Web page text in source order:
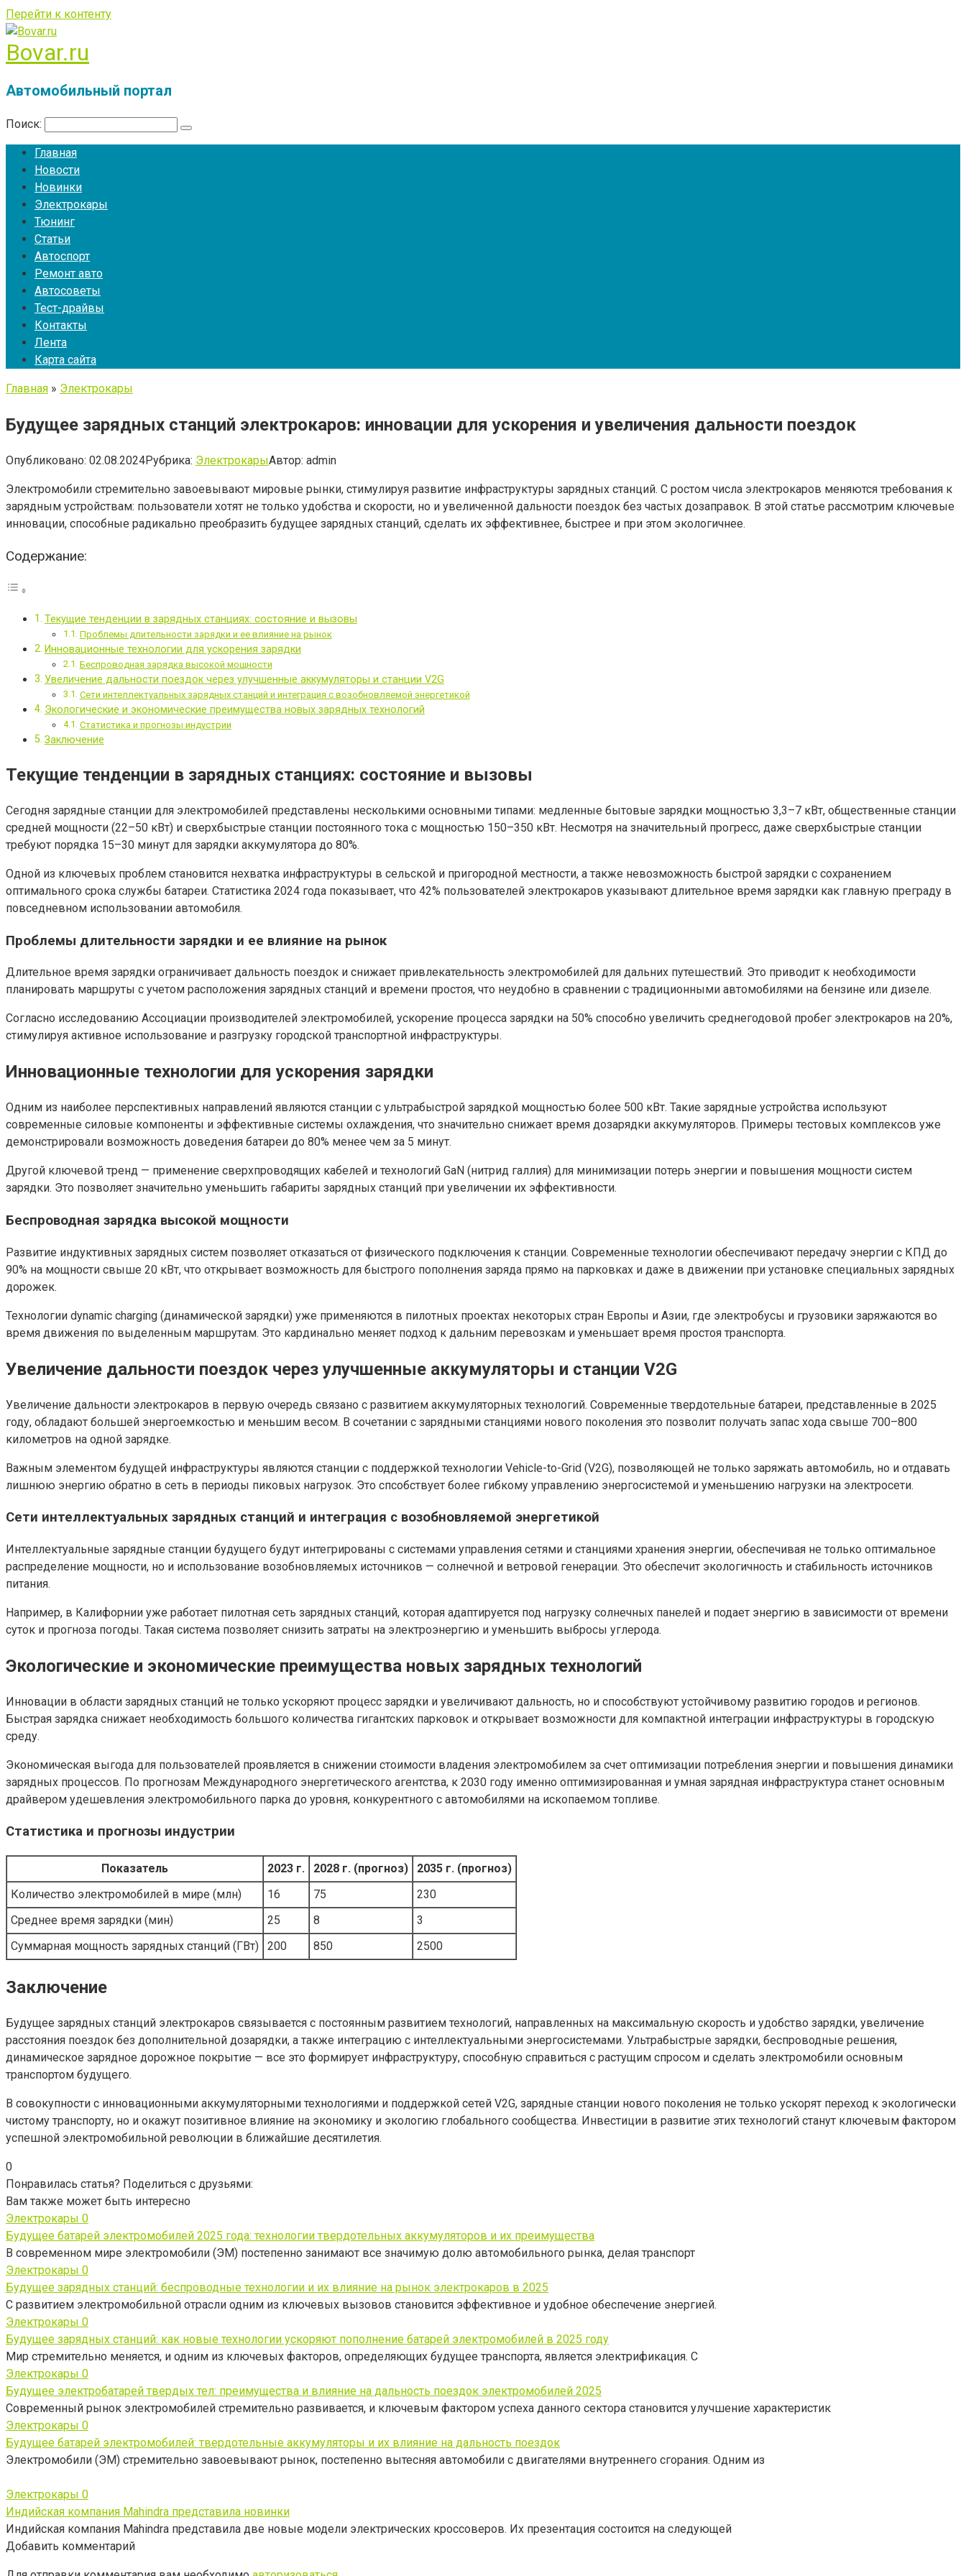
Перейти к контенту
Bovar.ru
Автомобильный портал
Поиск:
Главная
Новости
Новинки
Электрокары
Тюнинг
Статьи
Автоспорт
Ремонт авто
Автосоветы
Тест-драйвы
Контакты
Лента
Карта сайта
Главная » Электрокары
Будущее зарядных станций электрокаров: инновации для ускорения и увеличения дальности поездок
Опубликовано: 02.08.2024Рубрика: ЭлектрокарыАвтор: admin
Электромобили стремительно завоевывают мировые рынки, стимулируя развитие инфраструктуры зарядных станций. С ростом числа электрокаров меняются требования к
зарядным устройствам: пользователи хотят не только удобства и скорости, но и увеличенной дальности поездок без частых дозаправок. В этой статье рассмотрим ключевые
инновации, способные радикально преобразить будущее зарядных станций, сделать их эффективнее, быстрее и при этом экологичнее.
Содержание:
Текущие тенденции в зарядных станциях: состояние и вызовы
Проблемы длительности зарядки и ее влияние на рынок
Инновационные технологии для ускорения зарядки
Беспроводная зарядка высокой мощности
Увеличение дальности поездок через улучшенные аккумуляторы и станции V2G
Сети интеллектуальных зарядных станций и интеграция с возобновляемой энергетикой
Экологические и экономические преимущества новых зарядных технологий
Статистика и прогнозы индустрии
Заключение
Текущие тенденции в зарядных станциях: состояние и вызовы
Сегодня зарядные станции для электромобилей представлены несколькими основными типами: медленные бытовые зарядки мощностью 3,3–7 кВт, общественные станции
средней мощности (22–50 кВт) и сверхбыстрые станции постоянного тока с мощностью 150–350 кВт. Несмотря на значительный прогресс, даже сверхбыстрые станции
требуют порядка 15–30 минут для зарядки аккумулятора до 80%.
Одной из ключевых проблем становится нехватка инфраструктуры в сельской и пригородной местности, а также невозможность быстрой зарядки с сохранением
оптимального срока службы батареи. Статистика 2024 года показывает, что 42% пользователей электрокаров указывают длительное время зарядки как главную преграду в
повседневном использовании автомобиля.
Проблемы длительности зарядки и ее влияние на рынок
Длительное время зарядки ограничивает дальность поездок и снижает привлекательность электромобилей для дальних путешествий. Это приводит к необходимости
планировать маршруты с учетом расположения зарядных станций и времени простоя, что неудобно в сравнении с традиционными автомобилями на бензине или дизеле.
Согласно исследованию Ассоциации производителей электромобилей, ускорение процесса зарядки на 50% способно увеличить среднегодовой пробег электрокаров на 20%,
стимулируя активное использование и разгрузку городской транспортной инфраструктуры.
Инновационные технологии для ускорения зарядки
Одним из наиболее перспективных направлений являются станции с ультрабыстрой зарядкой мощностью более 500 кВт. Такие зарядные устройства используют
современные силовые компоненты и эффективные системы охлаждения, что значительно снижает время дозарядки аккумуляторов. Примеры тестовых комплексов уже
демонстрировали возможность доведения батареи до 80% менее чем за 5 минут.
Другой ключевой тренд — применение сверхпроводящих кабелей и технологий GaN (нитрид галлия) для минимизации потерь энергии и повышения мощности систем
зарядки. Это позволяет значительно уменьшить габариты зарядных станций при увеличении их эффективности.
Беспроводная зарядка высокой мощности
Развитие индуктивных зарядных систем позволяет отказаться от физического подключения к станции. Современные технологии обеспечивают передачу энергии с КПД до
90% на мощности свыше 20 кВт, что открывает возможность для быстрого пополнения заряда прямо на парковках и даже в движении при установке специальных зарядных
дорожек.
Технологии dynamic charging (динамической зарядки) уже применяются в пилотных проектах некоторых стран Европы и Азии, где электробусы и грузовики заряжаются во
время движения по выделенным маршрутам. Это кардинально меняет подход к дальним перевозкам и уменьшает время простоя транспорта.
Увеличение дальности поездок через улучшенные аккумуляторы и станции V2G
Увеличение дальности электрокаров в первую очередь связано с развитием аккумуляторных технологий. Современные твердотельные батареи, представленные в 2025
году, обладают большей энергоемкостью и меньшим весом. В сочетании с зарядными станциями нового поколения это позволит получать запас хода свыше 700–800
километров на одной зарядке.
Важным элементом будущей инфраструктуры являются станции с поддержкой технологии Vehicle-to-Grid (V2G), позволяющей не только заряжать автомобиль, но и отдавать
лишнюю энергию обратно в сеть в периоды пиковых нагрузок. Это спсобствует более гибкому управлению энергосистемой и уменьшению нагрузки на электросети.
Сети интеллектуальных зарядных станций и интеграция с возобновляемой энергетикой
Интеллектуальные зарядные станции будущего будут интегрированы с системами управления сетями и станциями хранения энергии, обеспечивая не только оптимальное
распределение мощности, но и использование возобновляемых источников — солнечной и ветровой генерации. Это обеспечит экологичность и стабильность источников
питания.
Например, в Калифорнии уже работает пилотная сеть зарядных станций, которая адаптируется под нагрузку солнечных панелей и подает энергию в зависимости от времени
суток и прогноза погоды. Такая система позволяет снизить затраты на электроэнергию и уменьшить выбросы углерода.
Экологические и экономические преимущества новых зарядных технологий
Инновации в области зарядных станций не только ускоряют процесс зарядки и увеличивают дальность, но и способствуют устойчивому развитию городов и регионов.
Быстрая зарядка снижает необходимость большого количества гигантских парковок и открывает возможности для компактной интеграции инфраструктуры в городскую
среду.
Экономическая выгода для пользователей проявляется в снижении стоимости владения электромобилем за счет оптимизации потребления энергии и повышения динамики
зарядных процессов. По прогнозам Международного энергетического агентства, к 2030 году именно оптимизированная и умная зарядная инфраструктура станет основным
драйвером удешевления электромобильного парка до уровня, конкурентного с автомобилями на ископаемом топливе.
Статистика и прогнозы индустрии
Показатель 2023 г. 2028 г. (прогноз)
2035 г. (прогноз)
Количество электромобилей в мире (млн)
16 75
230
Среднее время зарядки (мин)
25 8
3
Суммарная мощность зарядных станций (ГВт)
200 850 2500
Заключение
Будущее зарядных станций электрокаров связывается с постоянным развитием технологий, направленных на максимальную скорость и удобство зарядки, увеличение
расстояния поездок без дополнительной дозарядки, а также интеграцию с интеллектуальными энергосистемами. Ультрабыстрые зарядки, беспроводные решения,
динамическое зарядное дорожное покрытие — все это формирует инфраструктуру, способную справиться с растущим спросом и сделать электромобили основным
транспортом будущего.
В совокупности с инновационными аккумуляторными технологиями и поддержкой сетей V2G, зарядные станции нового поколения не только ускорят переход к экологически
чистому транспорту, но и окажут позитивное влияние на экономику и экологию глобального сообщества. Инвестиции в развитие этих технологий станут ключевым фактором
успешной электромобильной революции в ближайшие десятилетия.
0
Понравилась статья? Поделиться с друзьями:
Вам также может быть интересно
Электрокары 0
Будущее батарей электромобилей 2025 года: технологии твердотельных аккумуляторов и их преимущества
В современном мире электромобили (ЭМ) постепенно занимают все значимую долю автомобильного рынка, делая транспорт
Электрокары 0
Будущее зарядных станций: беспроводные технологии и их влияние на рынок электрокаров в 2025
С развитием электромобильной отрасли одним из ключевых вызовов становится эффективное и удобное обеспечение энергией.
Электрокары 0
Будущее зарядных станций: как новые технологии ускоряют пополнение батарей электромобилей в 2025 году
Мир стремительно меняется, и одним из ключевых факторов, определяющих будущее транспорта, является электрификация. С
Электрокары 0
Будущее электробатарей твердых тел: преимущества и влияние на дальность поездок электромобилей 2025
Современный рынок электромобилей стремительно развивается, и ключевым фактором успеха данного сектора становится улучшение характеристик
Электрокары 0
Будущее батарей электромобилей: твердотельные аккумуляторы и их влияние на дальность поездок
Электромобили (ЭМ) стремительно завоевывают рынок, постепенно вытесняя автомобили с двигателями внутреннего сгорания. Одним из
Электрокары 0
Индийская компания Mahindra представила новинки
Индийская компания Mahindra представила две новые модели электрических кроссоверов. Их презентация состоится на следующей
Добавить комментарий